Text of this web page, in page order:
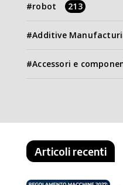
robot 213
Additive
Accessori e
Articoli recenti